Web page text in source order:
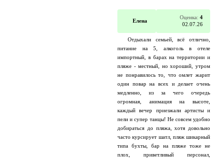
Елена
Оценка: 4
02.07.26
Отдыхали семьей, всё отлично,
питание на 5, алкоголь в отеле
импортный, в барах на территории и
пляже - местный, но хороший, утром
не понравилось то, что омлет жарит
один повар на всех и делает очень
медленно, из за чего очередь
огромная, анимация на высоте,
каждый вечер приезжали артисты и
пели и супер танцы! Не совсем удобно
добираться до пляжа, хотя довольно
часто курсирует шатл, пляж шикарный
типа бухты, бар на пляже тоже не
плох, приветливый персонал,